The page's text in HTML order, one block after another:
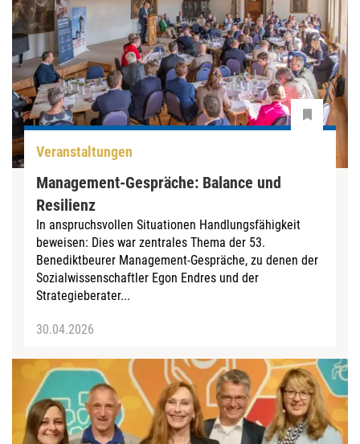
Veranstaltungen
Management-Gespräche: Balance und
Resilienz
In anspruchsvollen Situationen Handlungsfähigkeit
beweisen: Dies war zentrales Thema der 53.
Benediktbeurer Management-Gespräche, zu denen der
Sozialwissenschaftler Egon Endres und der
Strategieberater...
30.04.2026